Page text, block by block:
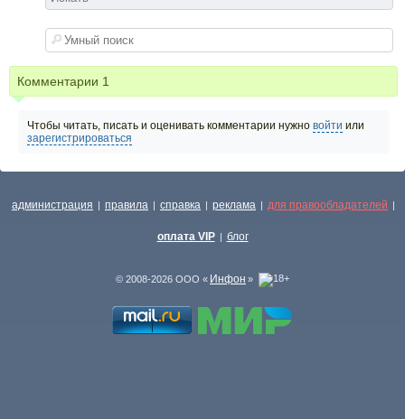
Комментарии 1
Чтобы читать, писать и оценивать комментарии нужно войти или
зарегистрироваться
администрация | правила | справка | реклама | для правообладателей |
оплата VIP | блог
© 2008-2026 ООО « Инфон »